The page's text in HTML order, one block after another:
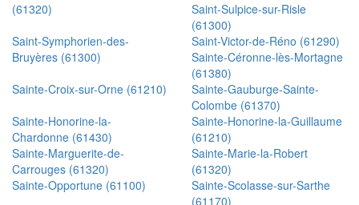
(61320)
Saint-Sulpice-sur-Risle
(61300)
Saint-Symphorien-des-
Bruyères (61300)
Saint-Victor-de-Réno (61290)
Sainte-Céronne-lès-Mortagne
(61380)
Sainte-Croix-sur-Orne (61210)
Sainte-Gauburge-Sainte-
Colombe (61370)
Sainte-Honorine-la-
Chardonne (61430)
Sainte-Honorine-la-Guillaume
(61210)
Sainte-Marguerite-de-
Carrouges (61320)
Sainte-Marie-la-Robert
(61320)
Sainte-Opportune (61100)
Sainte-Scolasse-sur-Sarthe
(61170)